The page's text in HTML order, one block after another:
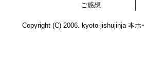
ご感想
Copyright (C) 2006. kyoto-jishujinja 本